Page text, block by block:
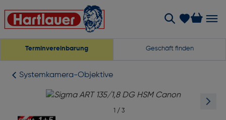
Terminvereinbarung Geschäft finden
Systemkamera-Objektive
1 / 3